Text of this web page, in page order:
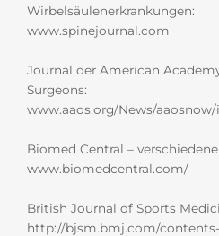
Wirbelsäulenerkrankungen:
www.spinejournal.com
Journal der American
Surgeons:
www.aaos.org/News/aaosnow/
Biomed Central –
www.biomedcentral.com/
British Journal of Sports
http://bjsm.bmj.com/